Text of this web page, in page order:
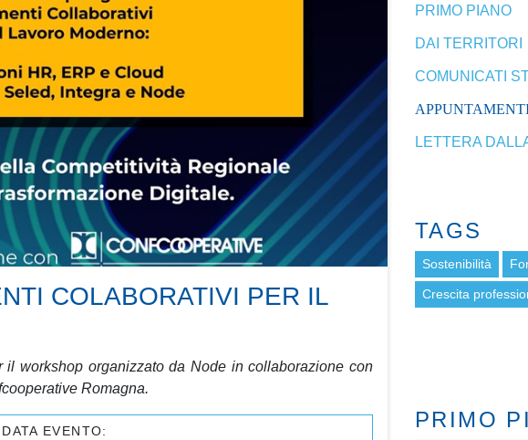
COLABORATIVI PER IL
il workshop organizzato da Node in collaborazione con
Romagna.
DATA EVENTO:
PRIMO PIANO
DAI TERRITORI
COMUNICATI
LETTERA
TAGS
Sostenibilità
Crescita
PRIMO